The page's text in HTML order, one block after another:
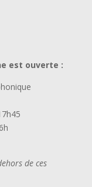
est ouverte :
de ces